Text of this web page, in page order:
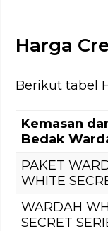
Harga
Berikut tabel
Kemasan
Bedak
PAKET
WHITE
WARDAH
SECRET